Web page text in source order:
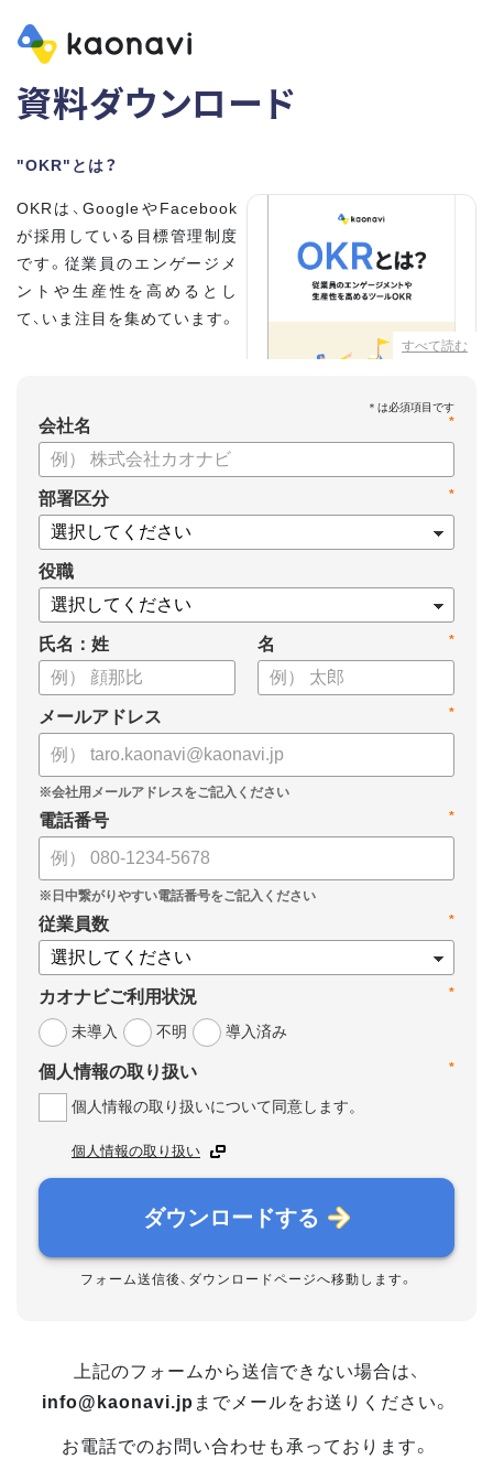
資料ダウンロード
"OKR"とは？
すべて読む
OKRは、GoogleやFacebook
が採用している目標管理制度
です。従業員のエンゲージメ
ントや生産性を高めるとし
て、いま注目を集めています。
・OKRと従来の目標管理制度
との違い
・OKRを導入、運用するにはどうすればいいのか
・OKRの運用を助けるツール
についてまとめましたので、ぜひお役立てください。
*
会社名
*
部署区分
役職
氏名：姓 *
名
*
メールアドレス
*
電話番号
*
従業員数
*
カオナビご利用状況
未導入
不明 導入済み
*
個人情報の取り扱い
個人情報の取り扱いについて同意します。
個人情報の取り扱い
ダウンロードする
フォーム送信後、ダウンロードページへ移動します。
上記のフォームから送信できない場合は、
info@kaonavi.jp までメールをお送りください。
お電話でのお問い合わせも承っております。